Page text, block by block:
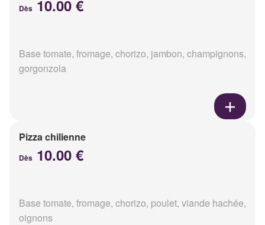
Dès 10.00 €
Base tomate, fromage, chorizo, jambon, champignons,
gorgonzola
Pizza chilienne
Dès 10.00 €
Base tomate, fromage, chorizo, poulet, viande hachée,
oignons